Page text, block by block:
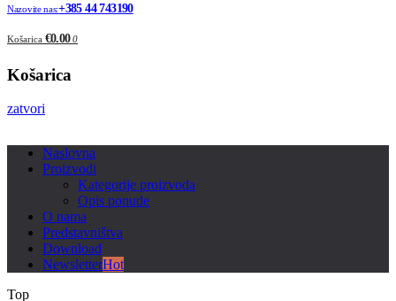
Nazovite nas:+385 44 743190
Košarica €0.00 0
Košarica
zatvori
Naslovna
Proizvodi
Kategorije proizvoda
Opis ponude
O nama
Predstavništva
Download
NewsletterHot
Top